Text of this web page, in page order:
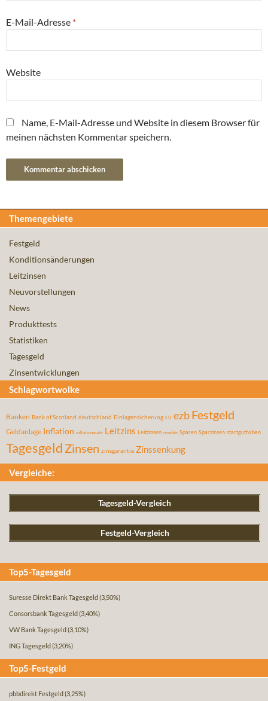
E-Mail-Adresse *
Website
Name, E-Mail-Adresse und Website in diesem Browser für
meinen nächsten Kommentar speichern.
Themengebiete
Festgeld
Konditionsänderungen
Leitzinsen
Neuvorstellungen
News
Produkttests
Statistiken
Tagesgeld
Zinsentwicklungen
Schlagwortwolke
Banken Bank of Scotland deutschland Einlagensicherung EU ezbFestgeld
Geldanlage Inflation inflationsrate Leitzins Leitzinsen rendite Sparen Sparzinsen startguthaben
Tagesgeld Zinsen zinsgarantie Zinssenkung
Vergleiche:
Tagesgeld-Vergleich
Festgeld-Vergleich
Top5-Tagesgeld
Suresse Direkt Bank Tagesgeld (3,50%)
Consorsbank Tagesgeld (3,40%)
VW Bank Tagesgeld (3,10%)
ING Tagesgeld (3,20%)
Top5-Festgeld
pbbdirekt Festgeld (3,25%)